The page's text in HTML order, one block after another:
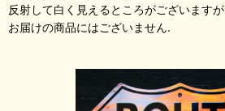
反射して白く見えるところがございますが
お届けの商品にはございません.